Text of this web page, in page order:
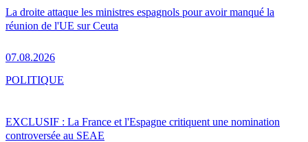
La droite attaque les ministres espagnols pour avoir manqué la
réunion de l'UE sur Ceuta
07.08.2026
EXCLUSIF : La France et l'Espagne critiquent une nomination
controversée au SEAE
POLITIQUE